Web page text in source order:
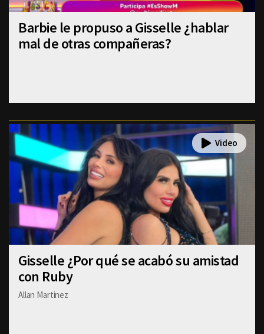
Barbie le propuso a Gisselle ¿hablar
mal de otras compañeras?
Gisselle ¿Por qué se acabó su amistad
con Ruby
Allan Martinez